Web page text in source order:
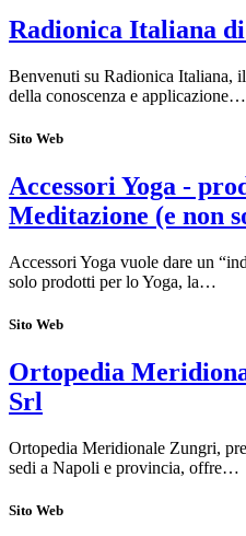
Radionica Italiana
Benvenuti su Radionica Italiana,
della conoscenza e applicazione…
Sito Web
Accessori Yoga -
Meditazione (e non
Accessori Yoga vuole dare un
solo prodotti per lo Yoga, la…
Sito Web
Ortopedia
Srl
Ortopedia Meridionale Zungri,
sedi a Napoli e provincia, offre…
Sito Web